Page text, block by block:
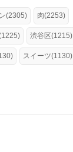
(2305) 肉(2253)
渋谷区(1215)
スイーツ(1130)